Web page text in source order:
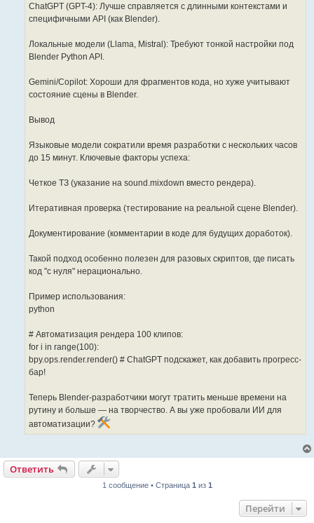
ChatGPT (GPT-4): Лучше справляется с длинными контекстами и
специфичными API (как Blender).
Локальные модели (Llama, Mistral): Требуют тонкой настройки под
Blender Python API.
Gemini/Copilot: Хороши для фрагментов кода, но хуже учитывают
состояние сцены в Blender.
Вывод
Языковые модели сократили время разработки с нескольких часов
до 15 минут. Ключевые факторы успеха:
Четкое ТЗ (указание на sound.mixdown вместо рендера).
Итеративная проверка (тестирование на реальной сцене Blender).
Документирование (комментарии в коде для будущих доработок).
Такой подход особенно полезен для разовых скриптов, где писать
код "с нуля" нерационально.
Пример использования:
python
# Автоматизация рендера 100 клипов:
for i in range(100):
bpy.ops.render.render() # ChatGPT подскажет, как добавить прогресс-
бар!
Теперь Blender-разработчики могут тратить меньше времени на
рутину и больше — на творчество. А вы уже пробовали ИИ для
автоматизации?
Ответить
1 сообщение • Страница 1 из 1
Перейти